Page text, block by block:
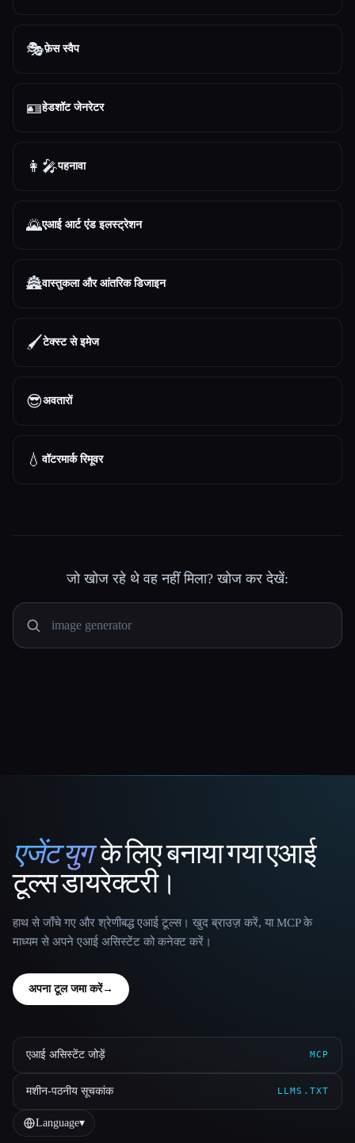
🎭फ़ेस स्वैप
🪪हेडशॉट जेनरेटर
👩‍🎤पहनावा
🌄एआई आर्ट एंड इलस्ट्रेशन
🏯वास्तुकला और आंतरिक डिजाइन
🖌️टेक्स्ट से इमेज
😎अवतारों
💧 वॉटरमार्क रिमूवर
जो खोज रहे थे वह नहीं मिला? खोज कर देखें:
That AI Collection
एजेंट युगके लिए बनाया गया एआई
टूल्स डायरेक्टरी।
हाथ से जाँचे गए और श्रेणीबद्ध एआई टूल्स। खुद ब्राउज़ करें, या MCP के
माध्यम से अपने एआई असिस्टेंट को कनेक्ट करें।
अपना टूल जमा करें→
एआई असिस्टेंट जोड़ें MCP
मशीन-पठनीय सूचकांक LLMS.TXT
Language▾